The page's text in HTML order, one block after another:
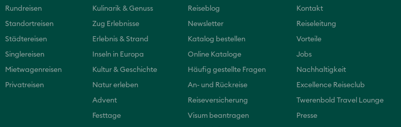
Rundreisen
Standortreisen
Städtereisen
Singlereisen
Mietwagenreisen
Privatreisen
Kulinarik & Genuss
Zug Erlebnisse
Erlebnis & Strand
Inseln in Europa
Kultur & Geschichte
Natur erleben
Advent
Festtage
Reiseblog
Newsletter
Katalog bestellen
Online Kataloge
Häufig gestellte Fragen
An- und Rückreise
Reiseversicherung
Visum beantragen
Kontakt
Reiseleitung
Vorteile
Jobs
Nachhaltigkeit
Excellence Reiseclub
Twerenbold Travel Lounge
Presse